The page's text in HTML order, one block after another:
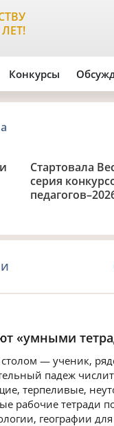
Конкурсы
Стартовала
серия
«умными
— ученик,
падеж
терпеливые,
рабочие тетради
географии